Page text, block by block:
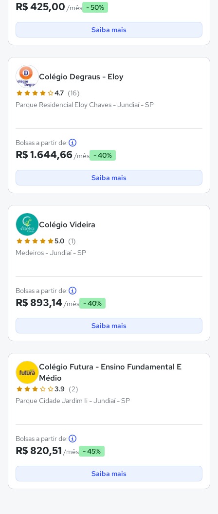
R$ 425,00 /mês - 50%
Saiba mais
Colégio Degraus - Eloy
4.7 (16)
Parque Residencial Eloy Chaves - Jundiaí - SP
Bolsas a partir de:
R$ 1.644,66/mês - 40%
Saiba mais
Colégio Videira
5.0 (1)
Medeiros - Jundiaí - SP
Bolsas a partir de:
R$ 893,14 /mês - 40%
Saiba mais
Colégio Futura - Ensino Fundamental E
Médio
3.9 (2)
Parque Cidade Jardim Ii - Jundiaí - SP
Bolsas a partir de:
R$ 820,51 /mês - 45%
Saiba mais